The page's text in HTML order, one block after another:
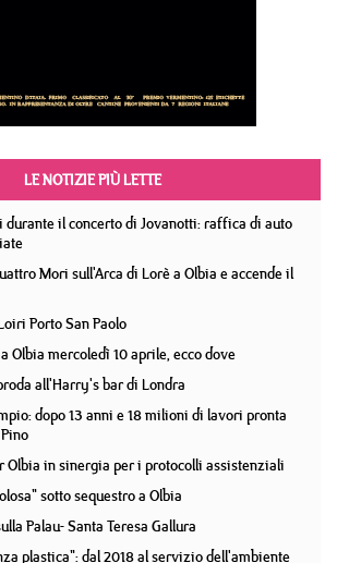
LE NOTIZIE PIÙ LETTE
il concerto di Jovanotti: raffica di auto
Mori sull'Arca di Lorè a Olbia e accende il
Porto San Paolo
Olbia mercoledì 10 aprile, ecco dove
all'Harry's bar di Londra
dopo 13 anni e 18 milioni di lavori pronta
Olbia in sinergia per i protocolli assistenziali
sotto sequestro a Olbia
Palau- Santa Teresa Gallura
plastica": dal 2018 al servizio dell'ambiente